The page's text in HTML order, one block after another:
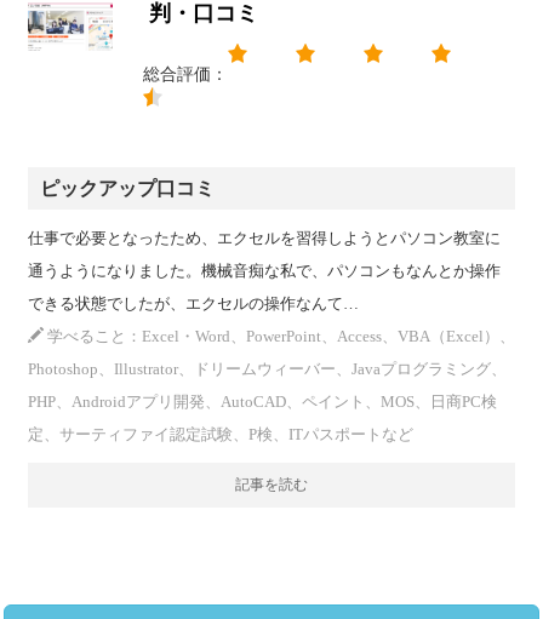
判・口コミ
総合評価：
ピックアップ口コミ
仕事で必要となったため、エクセルを習得しようとパソコン教室に
通うようになりました。機械音痴な私で、パソコンもなんとか操作
できる状態でしたが、エクセルの操作なんて…
学べること：Excel・Word、PowerPoint、Access、VBA（Excel）、
Photoshop、Illustrator、ドリームウィーバー、Javaプログラミング、
PHP、Androidアプリ開発、AutoCAD、ペイント、MOS、日商PC検
定、サーティファイ認定試験、P検、ITパスポートなど
記事を読む